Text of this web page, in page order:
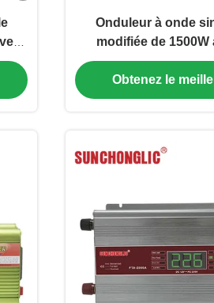
Onduleur à onde
modifiée de 1500W
efficacité de
une fonction de
progressif
Obtenez le